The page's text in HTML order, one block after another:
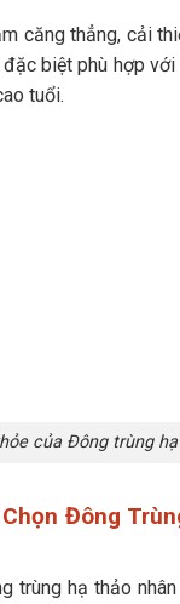
căng thẳng, cải
biệt phù hợp
tuổi.
của Đông trùng
Đông
trùng hạ thảo